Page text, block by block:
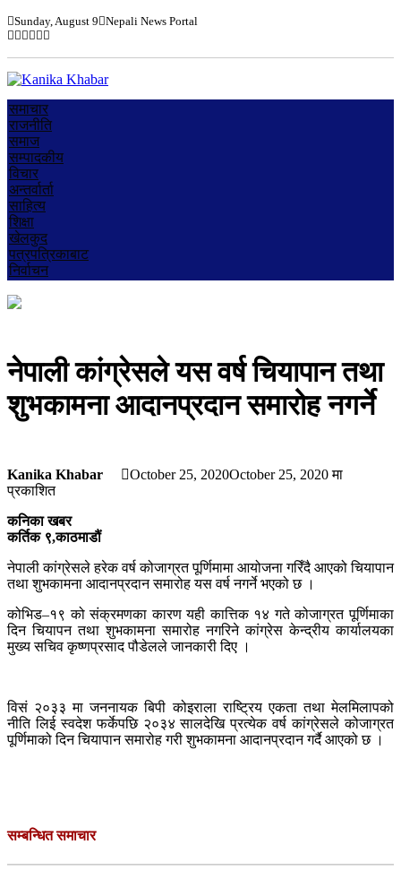
Sunday, August 9 Nepali News Portal
समाचार
राजनीति
समाज
सम्पादकीय
विचार
अन्तर्वार्ता
साहित्य
शिक्षा
खेलकुद
पत्रपत्रिकाबाट
निर्वाचन
नेपाली कांग्रेसले यस वर्ष चियापान तथा
शुभकामना आदानप्रदान समारोह नगर्ने
Kanika Khabar October 25, 2020October 25, 2020मा
प्रकाशित
कनिका खबर
कर्तिक ९,काठमाडौं
नेपाली कांग्रेसले हरेक वर्ष कोजाग्रत पूर्णिमामा आयोजना गरिँदै आएको चियापान
तथा शुभकामना आदानप्रदान समारोह यस वर्ष नगर्ने भएको छ ।
कोभिड–१९ को संक्रमणका कारण यही कात्तिक १४ गते कोजाग्रत पूर्णिमाका
दिन चियापन तथा शुभकामना समारोह नगरिने कांग्रेस केन्द्रीय कार्यालयका
मुख्य सचिव कृष्णप्रसाद पौडेलले जानकारी दिए ।
विसं २०३३ मा जननायक बिपी कोइराला राष्ट्रिय एकता तथा मेलमिलापको
नीति लिई स्वदेश फर्केपछि २०३४ सालदेखि प्रत्येक वर्ष कांग्रेसले कोजाग्रत
पूर्णिमाको दिन चियापान समारोह गरी शुभकामना आदानप्रदान गर्दै आएको छ ।
सम्बन्धित समाचार